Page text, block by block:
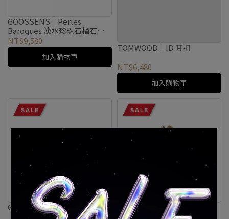
GOOSSENS｜Perles
Baroques 淡水珍珠石榴石耳
骨夾
NT$9,580
加入購物車
TOMWOOD｜ID 耳扣
NT$6,480
加入購物車
GOOSSENS｜金色金屬耳扣
GOOSSENS｜天然水晶耳扣